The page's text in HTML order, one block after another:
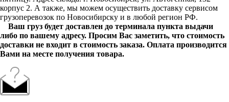
корпус 2. А также, мы можем осуществить доставку сервисом
грузоперевозок по Новосибирску и в любой регион РФ.
Ваш груз будет доставлен до терминала пункта выдачи
либо по вашему адресу. Просим Вас заметить, что стоимость
доставки не входит в стоимость заказа. Оплата производится
Вами на месте получения товара.